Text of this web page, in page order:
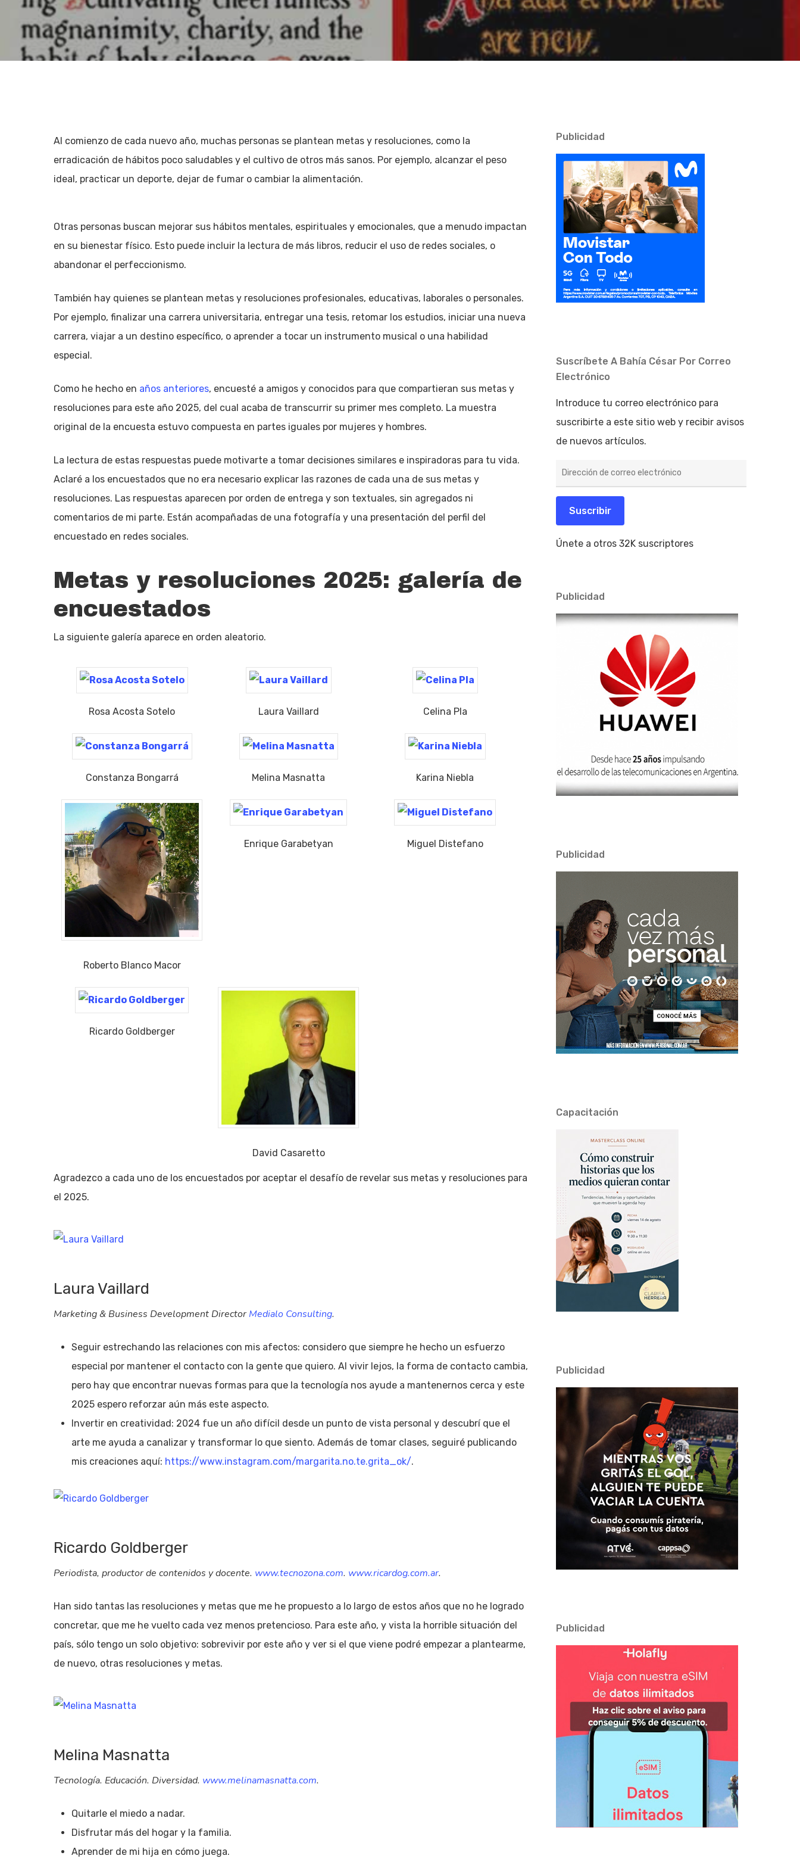
Al comienzo de cada nuevo año, muchas personas se plantean metas y resoluciones, como la
erradicación de hábitos poco saludables y el cultivo de otros más sanos. Por ejemplo, alcanzar el peso
ideal, practicar un deporte, dejar de fumar o cambiar la alimentación.
Otras personas buscan mejorar sus hábitos mentales, espirituales y emocionales, que a menudo impactan
en su bienestar físico. Esto puede incluir la lectura de más libros, reducir el uso de redes sociales, o
abandonar el perfeccionismo.
También hay quienes se plantean metas y resoluciones profesionales, educativas, laborales o personales.
Por ejemplo, finalizar una carrera universitaria, entregar una tesis, retomar los estudios, iniciar una nueva
carrera, viajar a un destino específico, o aprender a tocar un instrumento musical o una habilidad
especial.
Como he hecho en años anteriores, encuesté a amigos y conocidos para que compartieran sus metas y
resoluciones para este año 2025, del cual acaba de transcurrir su primer mes completo. La muestra
original de la encuesta estuvo compuesta en partes iguales por mujeres y hombres.
La lectura de estas respuestas puede motivarte a tomar decisiones similares e inspiradoras para tu vida.
Aclaré a los encuestados que no era necesario explicar las razones de cada una de sus metas y
resoluciones. Las respuestas aparecen por orden de entrega y son textuales, sin agregados ni
comentarios de mi parte. Están acompañadas de una fotografía y una presentación del perfil del
encuestado en redes sociales.
Metas y resoluciones 2025: galería de
encuestados
La siguiente galería aparece en orden aleatorio.
Rosa Acosta Sotelo Laura Vaillard Celina Pla
Constanza Bongarrá Melina Masnatta Karina Niebla
Roberto Blanco Macor
Enrique Garabetyan Miguel Distefano
Ricardo Goldberger
David Casaretto
Agradezco a cada uno de los encuestados por aceptar el desafío de revelar sus metas y resoluciones para
el 2025.
Laura Vaillard
Marketing & Business Development Director Medialo Consulting.
Seguir estrechando las relaciones con mis afectos: considero que siempre he hecho un esfuerzo
especial por mantener el contacto con la gente que quiero. Al vivir lejos, la forma de contacto cambia,
pero hay que encontrar nuevas formas para que la tecnología nos ayude a mantenernos cerca y este
2025 espero reforzar aún más este aspecto.
Invertir en creatividad: 2024 fue un año difícil desde un punto de vista personal y descubrí que el
arte me ayuda a canalizar y transformar lo que siento. Además de tomar clases, seguiré publicando
mis creaciones aquí: https://www.instagram.com/margarita.no.te.grita_ok/.
Ricardo Goldberger
Periodista, productor de contenidos y docente. www.tecnozona.com. www.ricardog.com.ar.
Han sido tantas las resoluciones y metas que me he propuesto a lo largo de estos años que no he logrado
concretar, que me he vuelto cada vez menos pretencioso. Para este año, y vista la horrible situación del
país, sólo tengo un solo objetivo: sobrevivir por este año y ver si el que viene podré empezar a plantearme,
de nuevo, otras resoluciones y metas.
Melina Masnatta
Tecnología. Educación. Diversidad. www.melinamasnatta.com.
Quitarle el miedo a nadar.
Disfrutar más del hogar y la familia.
Aprender de mi hija en cómo juega.
Publicidad
Suscríbete A Bahía César Por Correo
Electrónico
Introduce tu correo electrónico para
suscribirte a este sitio web y recibir avisos
de nuevos artículos.
de
electrónico
Suscribir
Únete a otros 32K suscriptores
Publicidad
Publicidad
Capacitación
Publicidad
Publicidad